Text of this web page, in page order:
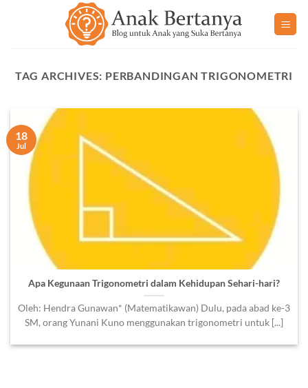
TAG ARCHIVES: PERBANDINGAN TRIGONOMETRI
Apa Kegunaan Trigonometri dalam Kehidupan Sehari-hari?
Oleh: Hendra Gunawan* (Matematikawan) Dulu, pada abad ke-3
SM, orang Yunani Kuno menggunakan trigonometri untuk [...]
18
Jul